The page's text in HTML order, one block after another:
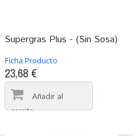
Supergras Plus - (Sin Sosa)
Ficha Producto
23,68 €